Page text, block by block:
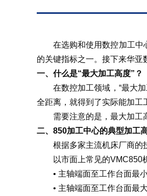
在选购和使用数控加工中
的关键指标之一。接下来华
一、什么是“最大加工高度”？
在数控加工领域，“最大
全距离，就得到了实际能加工
需要注意的是，最大加工
二、850加工中心的典型加工
根据多家主流机床厂商的
以市面上常见的VMC850
• 主轴端面至工作台面最
• 主轴端面至工作台面最